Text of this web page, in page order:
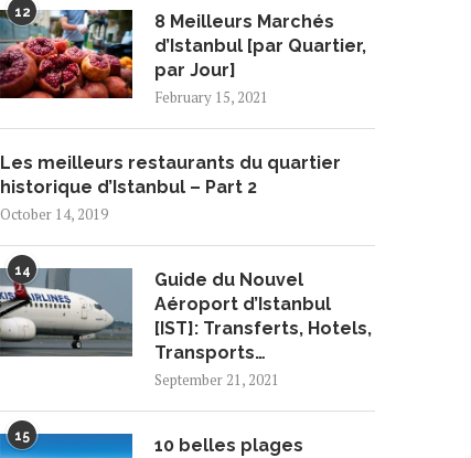
12
8 Meilleurs Marchés
d’Istanbul [par Quartier,
par Jour]
February 15, 2021
Les meilleurs restaurants du quartier
historique d’Istanbul – Part 2
October 14, 2019
14
Guide du Nouvel
Aéroport d’Istanbul
[IST]: Transferts, Hotels,
Transports…
September 21, 2021
15
10 belles plages